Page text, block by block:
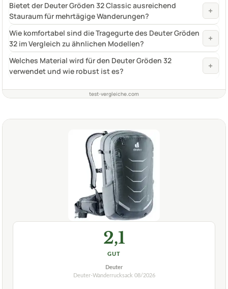
Bietet der Deuter Gröden 32 Classic ausreichend
Stauraum für mehrtägige Wanderungen?
+
Wie komfortabel sind die Tragegurte des Deuter Gröden
32 im Vergleich zu ähnlichen Modellen?
+
Welches Material wird für den Deuter Gröden 32
verwendet und wie robust ist es?
+
test-vergleiche.com
2,1
GUT
Deuter
Deuter-Wanderrucksack 08/2026